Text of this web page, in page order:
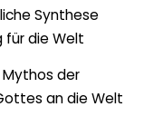
Synthese
die Welt
der
an die Welt